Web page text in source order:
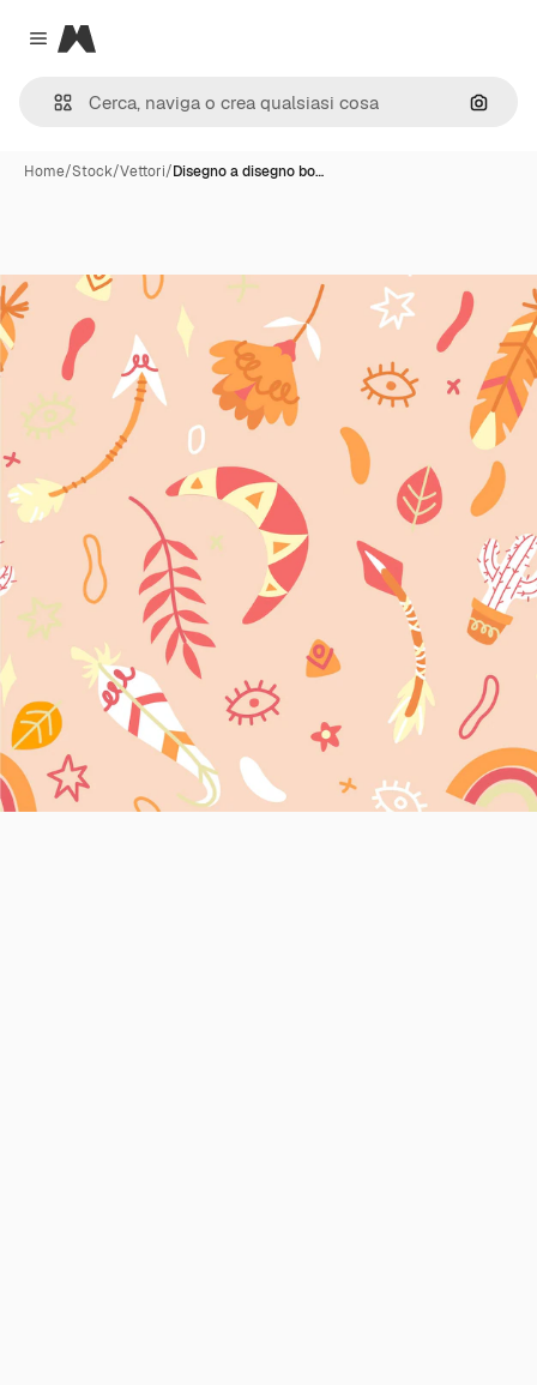
Close menu
Magnific
Cerca
Home/Stock/Vettori/Disegno a disegno bo…